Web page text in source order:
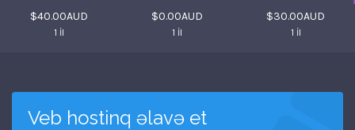
$40.00AUD
1 İl
$0.00AUD
1 İl
$30.00AUD
1 İl
Veb hostinq əlavə et